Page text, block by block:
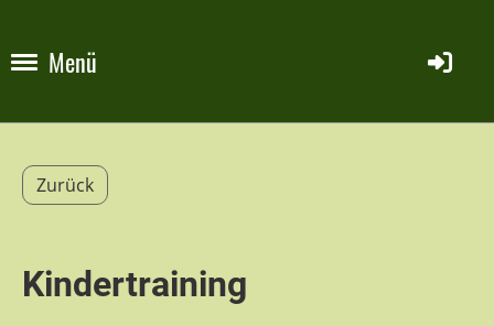
Menü
Zurück
Kindertraining